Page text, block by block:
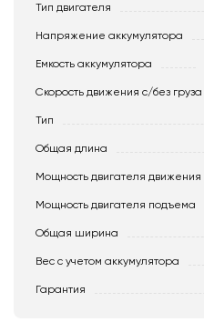
Тип двигателя
Напряжение аккумулятора
Емкость аккумулятора
Скорость движения c/без груза
Тип
Общая длина
Мощность двигателя движения
Мощность двигателя подъема
Общая ширина
Вес с учетом аккумулятора
Гарантия